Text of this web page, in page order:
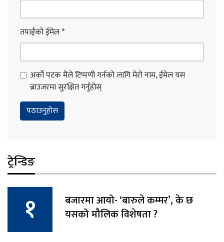
तपाईंको ईमेल*
अर्को पटक मैले टिप्पणी गर्नको लागि मेरो नाम, ईमेल यस
ब्राउजरमा सुरक्षित गर्नुहोस्
ट्रेन्डिङ
बजारमा आयो- ‘बारुले कम्मर’, के छ
यसको मौलिक विशेषता ?